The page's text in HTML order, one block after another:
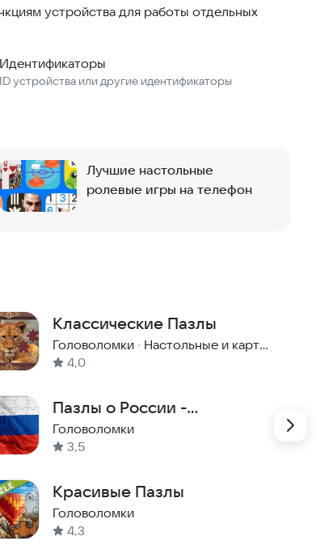
устройства для работы отдельных
Идентификаторы
ID устройства или другие идентификаторы
Лучшие настольные
ролевые игры на телефон
Классические Пазлы
Головоломки · Настольные и карточные
4,0
Пазлы о России -
головоломка игра без
интернета
Головоломки
3,5
Красивые Пазлы
Головоломки
4,3